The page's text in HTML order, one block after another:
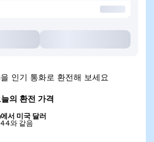
인기 통화로 환전해 보세요
의 환전 가격
서 미국 달러
와 같음